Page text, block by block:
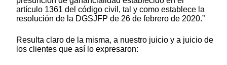
artículo 1361 del código civil, tal y como establece la
resolución de la DGSJFP de 26 de febrero de 2020.”
Resulta claro de la misma, a nuestro juicio y a juicio de
los clientes que así lo expresaron: